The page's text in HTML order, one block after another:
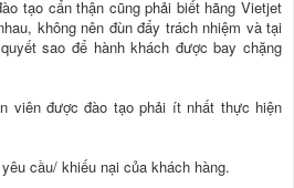
tạo cẩn thận cũng phải biết hãng Vietjet
không nên đùn đẩy trách nhiệm và tại
sao để hành khách được bay chặng
viên được đào tạo phải ít nhất thực hiện
cầu/ khiếu nại của khách hàng.